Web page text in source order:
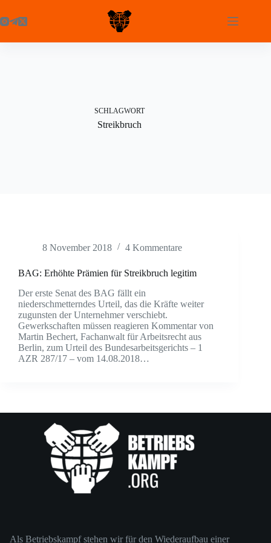
Inhalt
springen
SCHLAGWORT
Streikbruch
8 November 2018 4 Kommentare
BAG: Erhöhte Prämien für Streikbruch legitim
Der erste Senat des BAG fällt ein
niederschmetterndes Urteil, das die Kräfte weiter
zugunsten der Unternehmer verschiebt.
Gewerkschaften müssen reagieren Kommentar von
Martin Bechert, Fachanwalt für Arbeitsrecht aus
Berlin, zum Urteil des Bundesarbeitsgerichts – 1
AZR 287/17 – vom 14.08.2018…
Als Betriebskampf stehen wir für den Wiederaufbau einer